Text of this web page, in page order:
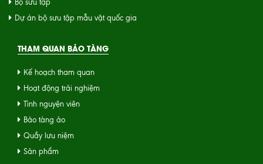
Bộ sưu tập
Dự án bộ sưu tập mẫu vật quốc gia
THAM QUAN BẢO TÀNG
Kế hoạch tham quan
Hoạt động trải nghiệm
Tình nguyện viên
Bảo tàng ảo
Quầy lưu niệm
Sản phẩm